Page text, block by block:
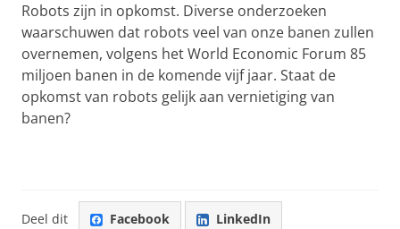
Robots zijn in opkomst. Diverse onderzoeken
waarschuwen dat robots veel van onze banen zullen
overnemen, volgens het World Economic Forum 85
miljoen banen in de komende vijf jaar. Staat de
opkomst van robots gelijk aan vernietiging van
banen?
Deel dit Facebook LinkedIn